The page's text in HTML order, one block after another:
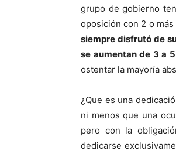
grupo de gobierno
oposición con 2 o
siempre disfrutó de
se aumentan de 3 a
ostentar la mayoría
¿Que es una
ni menos que una
pero con la
dedicarse